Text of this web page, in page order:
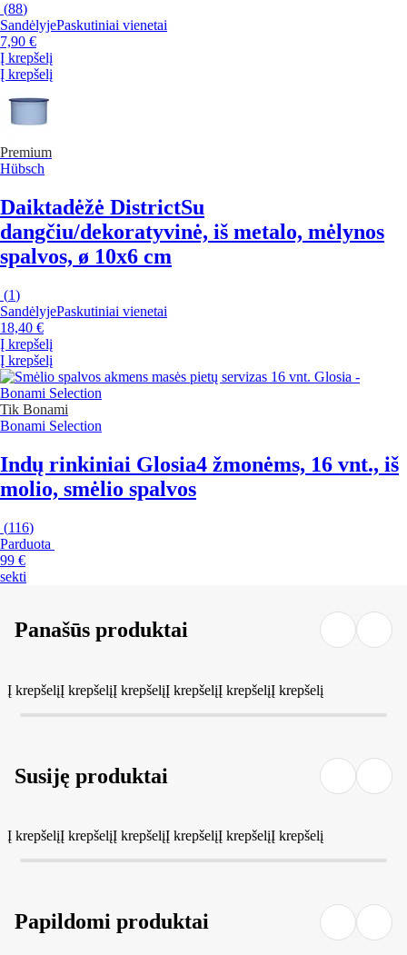
(88)
SandėlyjePaskutiniai vienetai
7,90 €
Į krepšelį
Į krepšelį
Premium
Hübsch
Daiktadėžė DistrictSu
dangčiu/dekoratyvinė, iš metalo, mėlynos
spalvos, ø 10x6 cm
(1)
SandėlyjePaskutiniai vienetai
18,40 €
Į krepšelį
Į krepšelį
Tik Bonami
Bonami Selection
Indų rinkiniai Glosia4 žmonėms, 16 vnt., iš
molio, smėlio spalvos
(116)
Parduota
99 €
sekti
Panašūs produktai
Į krepšelįĮ krepšelįĮ krepšelįĮ krepšelįĮ krepšelįĮ krepšelį
Susiję produktai
Į krepšelįĮ krepšelįĮ krepšelįĮ krepšelįĮ krepšelįĮ krepšelį
Papildomi produktai